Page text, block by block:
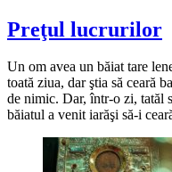
Preţul lucrurilor
Un om avea un băiat tare
toată ziua, dar ştia să ceară
de nimic. Dar, într-o zi, tatăl
băiatul a venit iarăşi să-i